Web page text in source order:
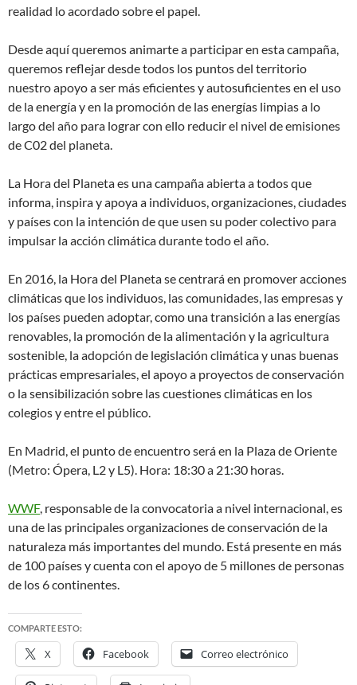
realidad lo acordado sobre el papel.
Desde aquí queremos animarte a participar en esta campaña,
queremos reflejar desde todos los puntos del territorio
nuestro apoyo a ser más eficientes y autosuficientes en el uso
de la energía y en la promoción de las energías limpias a lo
largo del año para lograr con ello reducir el nivel de emisiones
de C02 del planeta.
La Hora del Planeta es una campaña abierta a todos que
informa, inspira y apoya a individuos, organizaciones, ciudades
y países con la intención de que usen su poder colectivo para
impulsar la acción climática durante todo el año.
En 2016, la Hora del Planeta se centrará en promover acciones
climáticas que los individuos, las comunidades, las empresas y
los países pueden adoptar, como una transición a las energías
renovables, la promoción de la alimentación y la agricultura
sostenible, la adopción de legislación climática y unas buenas
prácticas empresariales, el apoyo a proyectos de conservación
o la sensibilización sobre las cuestiones climáticas en los
colegios y entre el público.
En Madrid, el punto de encuentro será en la Plaza de Oriente
(Metro: Ópera, L2 y L5). Hora: 18:30 a 21:30 horas.
WWF, responsable de la convocatoria a nivel internacional, es
una de las principales organizaciones de conservación de la
naturaleza más importantes del mundo. Está presente en más
de 100 países y cuenta con el apoyo de 5 millones de personas
de los 6 continentes.
COMPARTE ESTO:
X Facebook Correo electrónico